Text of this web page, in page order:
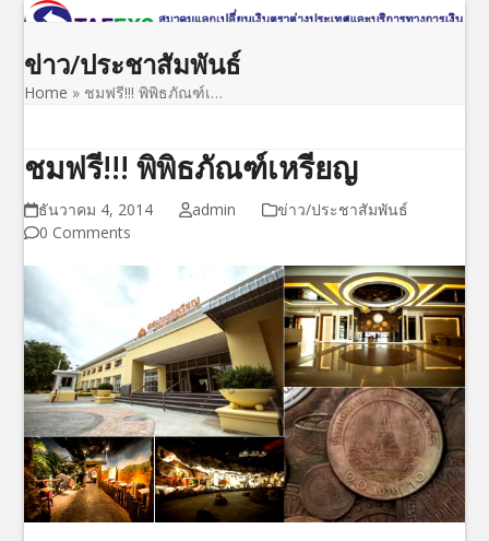
Skip
content
Open
mobile
menu
Close
mobile
menu
ข่าว/ประชาสัมพันธ์
Home » ชมฟรี!!! พิพิธภัณฑ์เ…
ชมฟรี!!! พิพิธภัณฑ์เหรียญ
ธันวาคม 4, 2014 admin
ข่าว/ประชาสัมพันธ์
0 Comments